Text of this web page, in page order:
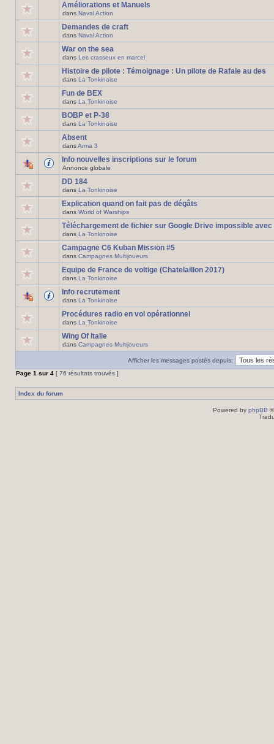
Améliorations et Manuels
dans Naval Action
Demandes de craft
dans Naval Action
War on the sea
dans Les crasseux en marcel
Histoire de pilote : Témoignage : Un pilote de Rafale au des
dans La Tonkinoise
Fun de BEX
dans La Tonkinoise
BOBP et P-38
dans La Tonkinoise
Absent
dansArma 3
Info nouvelles inscriptions sur le forum
Annonce globale
DD 184
dans La Tonkinoise
Explication quand on fait pas de dégâts
dans World of Warships
Téléchargement de fichier sur Google Drive impossible avec
dans La Tonkinoise
Campagne C6 Kuban Mission #5
dans Campagnes Multijoueurs
Equipe de France de voltige (Chatelaillon 2017)
dans La Tonkinoise
Info recrutement
dans La Tonkinoise
Procédures radio en vol opérationnel
dans La Tonkinoise
Wing Of Italie
dans Campagnes Multijoueurs
Afficher les messages postés depuis:
Page 1 sur 4 [ 76 résultats trouvés ]
Index du forum
Powered by phpBB